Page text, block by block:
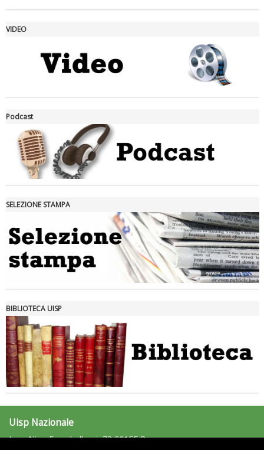
Tiziano Pesce nel Cda di Fondazione Terzjus: prima riunione a
VIDEO
Podcast
SELEZIONE STAMPA
BIBLIOTECA UISP
Uisp Nazionale
L.go Nino Franchellucci, 73 00155 Roma